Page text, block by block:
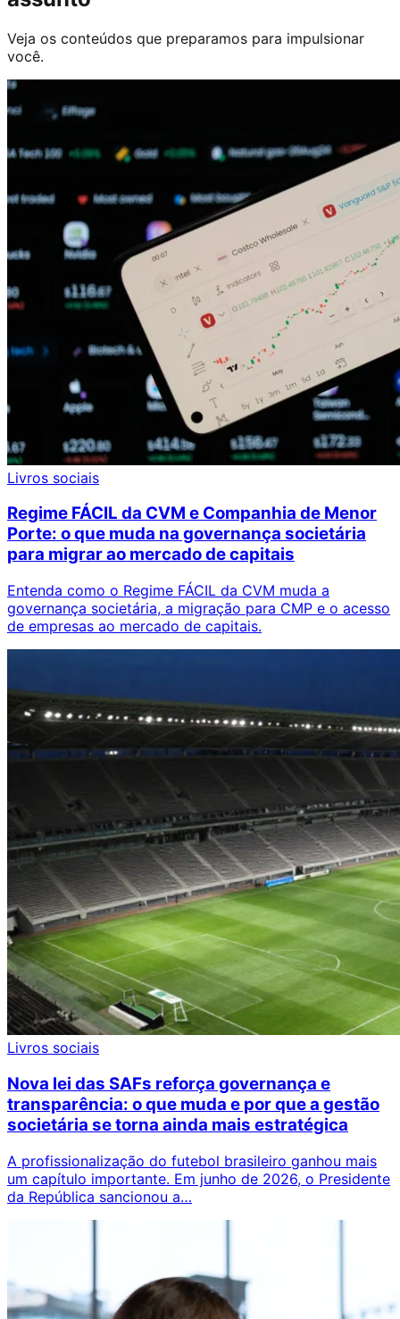
Veja os conteúdos que preparamos para impulsionar
você.
Livros sociais
Regime FÁCIL da CVM e Companhia de Menor
Porte: o que muda na governança societária
para migrar ao mercado de capitais
Entenda como o Regime FÁCIL da CVM muda a
governança societária, a migração para CMP e o acesso
de empresas ao mercado de capitais.
Livros sociais
Nova lei das SAFs reforça governança e
transparência: o que muda e por que a gestão
societária se torna ainda mais estratégica
A profissionalização do futebol brasileiro ganhou mais
um capítulo importante. Em junho de 2026, o Presidente
da República sancionou a…